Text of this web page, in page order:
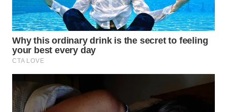
WN
SUMEDANG
WN
CIANJUR
KEPULAUAN
SERIBU